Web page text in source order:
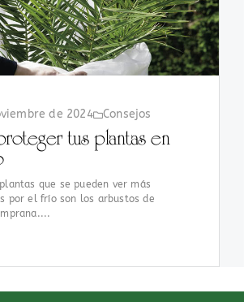
de 2024 Consejos
tus plantas en
que se pueden ver más
por el frío son los arbustos de